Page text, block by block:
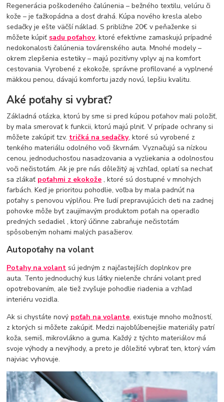
Regenerácia poškodeného čalúnenia – bežného textilu, velúru či
kože – je ťažkopádna a dosť drahá. Kúpa nového kresla alebo
sedačky je ešte väčší náklad. S približne 20€ v peňaženke si
môžete kúpiť sadu poťahov, ktoré efektívne zamaskujú prípadné
nedokonalosti čalúnenia továrenského auta. Mnohé modely –
okrem zlepšenia estetiky – majú pozitívny vplyv aj na komfort
cestovania. Vyrobené z ekokože, správne profilované a vyplnené
mäkkou penou, dávajú komfortu jazdy novú, lepšiu kvalitu.
Aké poťahy si vybrať?
Základná otázka, ktorú by sme si pred kúpou poťahov mali položiť,
by mala smerovať k funkcii, ktorú majú plniť. V prípade ochrany si
môžete zakúpiť tzv. tričká na sedačky, ktoré sú vyrobené z
tenkého materiálu odolného voči škvrnám. Vyznačujú sa nízkou
cenou, jednoduchosťou nasadzovania a vyzliekania a odolnosťou
voči nečistotám. Ak je pre nás dôležitý aj vzhľad, oplatí sa nechať
sa zlákať poťahmi z ekokože , ktoré sú dostupné v mnohých
farbách. Keď je prioritou pohodlie, voľba by mala padnúť na
poťahy s penovou výplňou. Pre ľudí prepravujúcich deti na zadnej
pohovke môže byť zaujímavým produktom poťah na operadlo
predných sedadiel , ktorý účinne zabraňuje nečistotám
spôsobeným nohami malých pasažierov.
Autopoťahy na volant
Potahy na volant sú jedným z najčastejších doplnkov pre
auta. Tento jednoduchý kus látky nielenže chráni volant pred
opotrebovaním, ale tiež zvyšuje pohodlie riadenia a vzhľad
interiéru vozidla.
Ak si chystáte nový poťah na volante, existuje mnoho možností,
z ktorých si môžete zakúpiť. Medzi najobľúbenejšie materiály patrí
koža, semiš, mikrovlákno a guma. Každý z týchto materiálov má
svoje výhody a nevýhody, a preto je dôležité vybrať ten, ktorý vám
najviac vyhovuje.